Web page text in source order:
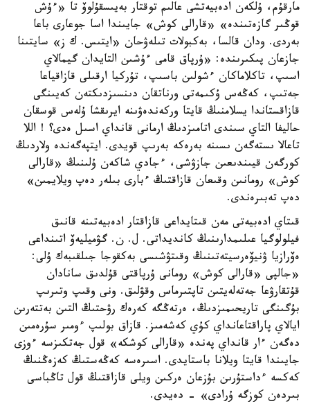
مارقۇم، ۇلكەن ادەبيەتشى عالىم توقتار بەيىسقۇلوۆ تا «ءۇش
قوڭىر گازەتىندە» «قارالى كوش» جايىندا اسا جوعارى باعا
بەردى. ودان قالسا، بەكبولات تىلەۋحان «ايتىس. ك ز» سايتىنا
جازعان پىكىرىندە: «ۇرپاق قامى ءۇشىن التايدان گيمالاي
اسىپ، تاكلاماكان ءشولىن باسىپ، تۇركيا ارقىلى قازاقياعا
جەتىپ، كەڭەس ۇكىمەتى ورناتقان دىنسىزدىكتەن كەيىنگى
قازاقستاندا يسلامنىڭ قايتا وركەندەۋىنە ايرىقشا ۇلەس قوسقان
حاليفا التاي سىندى اتامىزدىڭ ارمانى قانداي اسىل ەدى؟ ! اللا
تاعالا ىستەگەن ىسىنە بەرەكە بەرىپ قويدى. ايتپەگەندە ولاردىڭ
كورگەن قيىندىعىن جازۋشى، ءجادي شاكەن ۇلىنىڭ «قارالى
كوش» رومانىن وقىعان قازاقتىڭ ءبارى بىلەر دەپ ويلايمىن»
دەپ تەبىرەندى.
قىتاي ادەبيەتى مەن قىتايداعى قازاقتار ادەبيەتىنە قانىق
فيلولوگيا عىلىمدارىنىڭ كانديداتى. ل. ن. گۋميليەۆ اتىنداعى
ەۆرازيا ۋنيۆەرسيتەتىنىڭ وقىتۋشىسى بەكقوجا جىلقىبەك ۇلى:
«جالپى «قارالى كوش» رومانى ۇرپاقتى قۇلدىق سانادان
قۇتقارۋعا جەتەلەيتىن تاپتىرماس وقۋلىق. ونى وقىپ وتىرىپ
بۇگىنگى تاريحىمىزدىڭ، ەرتەڭگە كەرەك رۋحتىڭ التىن بەتتەرىن
ايالاي پاراقتاعانداي كۇي كەشەمىز. قازاق بولىپ ءومىر سۇرەمىن
دەگەن ءار قانداي پەندە «قارالى كوشكە» قول جەتكىزسە ءوزى
جايىندا قايتا ويلانا باستايدى. اسىرەسە كەڭەستىڭ كەزەڭنىڭ
كەكسە ءداستۇرىن بۇزعان ەركىن ويلى قازاقتىڭ قول تاڭباسى
بىردەن كوزگە ۇرادى» - دەيدى.